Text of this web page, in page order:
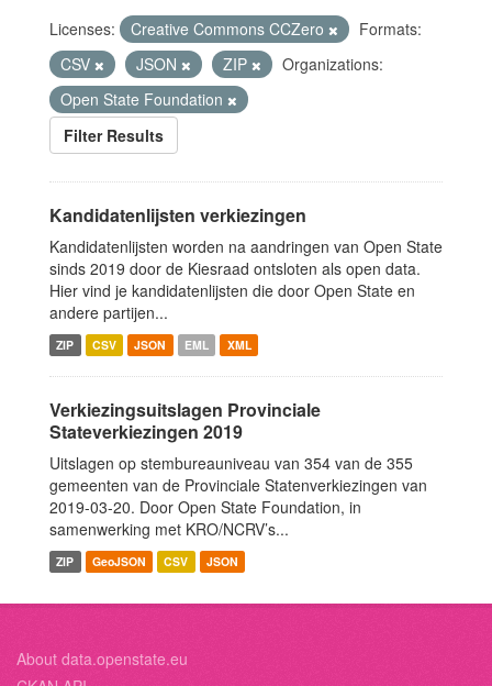
Licenses: Creative Commons CCZero
Formats:
CSV
JSON ZIP
Organizations:
Open State Foundation
Filter Results
Kandidatenlijsten verkiezingen
Kandidatenlijsten worden na aandringen van Open State
sinds 2019 door de Kiesraad ontsloten als open data.
Hier vind je kandidatenlijsten die door Open State en
andere partijen...
ZIP CSV JSON EML XML
Verkiezingsuitslagen Provinciale
Stateverkiezingen 2019
Uitslagen op stembureauniveau van 354 van de 355
gemeenten van de Provinciale Statenverkiezingen van
2019-03-20. Door Open State Foundation, in
samenwerking met KRO/NCRV’s...
ZIP GeoJSON CSV JSON
About data.openstate.eu